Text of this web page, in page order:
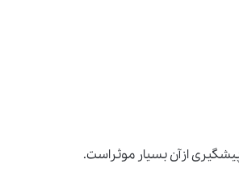
ازآن بسیار موثراست.